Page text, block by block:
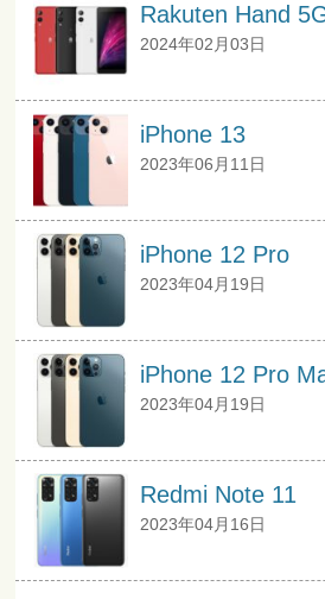
Rakuten Hand
2024年02月03日
iPhone 13
2023年06月11日
iPhone 12 Pro
2023年04月19日
iPhone 12 Pro
2023年04月19日
Redmi Note 11
2023年04月16日